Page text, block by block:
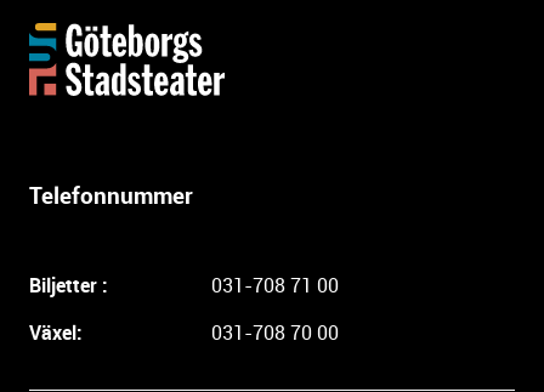
Telefonnummer
Biljetter :
031-708 71 00
Växel:
031-708 70 00